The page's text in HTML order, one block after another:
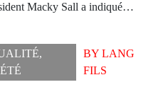
Macky Sall a indiqué…
,
BY LANG
FILS